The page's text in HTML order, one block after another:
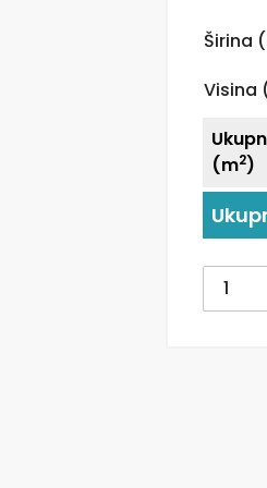
Širina
Visina
(m2)
Tapete
za